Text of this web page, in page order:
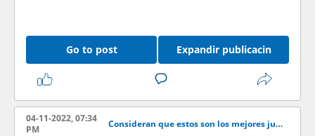
Go to post Expandir publicacin
04-11-2022, 07:34
PM
Consideran que estos son los mejores jugadores de la NBA?